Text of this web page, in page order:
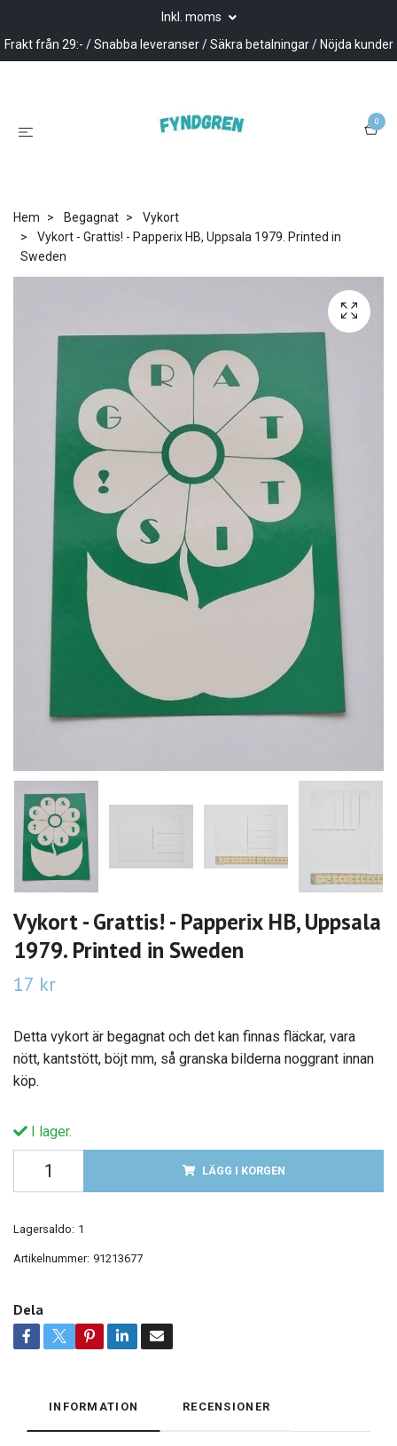
Inkl. moms
Frakt från 29:- / Snabba leveranser / Säkra betalningar / Nöjda kunder
0
Hem Begagnat
Vykort
Vykort - Grattis! - Papperix HB, Uppsala 1979. Printed in
Sweden
Vykort - Grattis! - Papperix HB, Uppsala
1979. Printed in Sweden
17 kr
Detta vykort är begagnat och det kan finnas fläckar, vara
nött, kantstött, böjt mm, så granska bilderna noggrant innan
köp.
I lager.
LÄGG I KORGEN
Lagersaldo: 1
Artikelnummer: 91213677
Dela
INFORMATION RECENSIONER